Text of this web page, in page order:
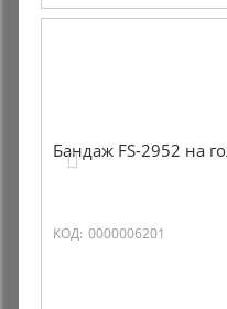
Бандаж FS-2952 на
КОД: 0000006201